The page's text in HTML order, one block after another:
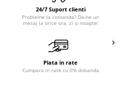
24/7 Suport clienti
Probleme la comanda? Da-ne un
mesaj la orice ora, zi si noapte!
Plata in rate
Cumpara in rate cu 0% dobanda